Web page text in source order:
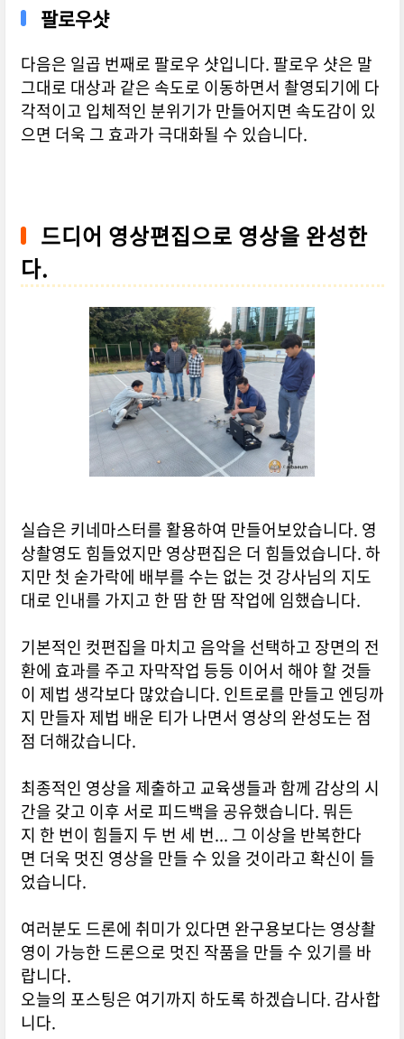
팔로우샷
다음은 일곱 번째로 팔로우 샷입니다. 팔로우 샷은 말
그대로 대상과 같은 속도로 이동하면서 촬영되기에 다
각적이고 입체적인 분위기가 만들어지면 속도감이 있
으면 더욱 그 효과가 극대화될 수 있습니다.
드디어 영상편집으로 영상을 완성한
다.
실습은 키네마스터를 활용하여 만들어보았습니다. 영
상촬영도 힘들었지만 영상편집은 더 힘들었습니다. 하
지만 첫 숟가락에 배부를 수는 없는 것 강사님의 지도
대로 인내를 가지고 한 땀 한 땀 작업에 임했습니다.
기본적인 컷편집을 마치고 음악을 선택하고 장면의 전
환에 효과를 주고 자막작업 등등 이어서 해야 할 것들
이 제법 생각보다 많았습니다. 인트로를 만들고 엔딩까
지 만들자 제법 배운 티가 나면서 영상의 완성도는 점
점 더해갔습니다.
최종적인 영상을 제출하고 교육생들과 함께 감상의 시
간을 갖고 이후 서로 피드백을 공유했습니다. 뭐든
지 한 번이 힘들지 두 번 세 번... 그 이상을 반복한다
면 더욱 멋진 영상을 만들 수 있을 것이라고 확신이 들
었습니다.
여러분도 드론에 취미가 있다면 완구용보다는 영상촬
영이 가능한 드론으로 멋진 작품을 만들 수 있기를 바
랍니다.
오늘의 포스팅은 여기까지 하도록 하겠습니다. 감사합
니다.